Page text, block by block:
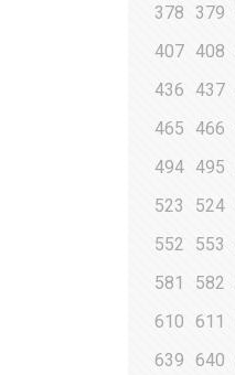
378
379
407 408
436
437
465
466
494 495
523
524
552
553
581
582
610
611
639
640